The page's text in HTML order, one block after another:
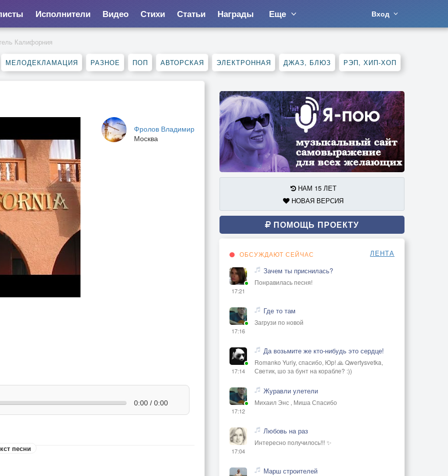
Исполнители Видео Стихи Статьи Награды Еще Вход
Калифорния
МЕЛОДЕКЛАМАЦИЯ РАЗНОЕ ПОП АВТОРСКАЯ ЭЛЕКТРОННАЯ ДЖАЗ, БЛЮЗ РЭП, ХИП-ХОП
Фролов Владимир
Москва
0:00 / 0:00
песни
НАМ 15 ЛЕТ
НОВАЯ ВЕРСИЯ
ПОМОЩЬ ПРОЕКТУ
ОБСУЖДАЮТ СЕЙЧАС ЛЕНТА
17:21
Зачем ты приснилась?
Понравилась песня!
17:16
Где то там
Загрузи по новой
17:14
Да возьмите же кто-нибудь это сердце!
Romanko Yuriy, спасибо, Юр! 🙏 Qwertysvetka,
Светик, шо за бунт на корабле? :))
17:12
Журавли улетели
Михаил Энс , Миша Спасибо
17:04
Любовь на раз
Интересно получилось!!! ✨
Марш строителей